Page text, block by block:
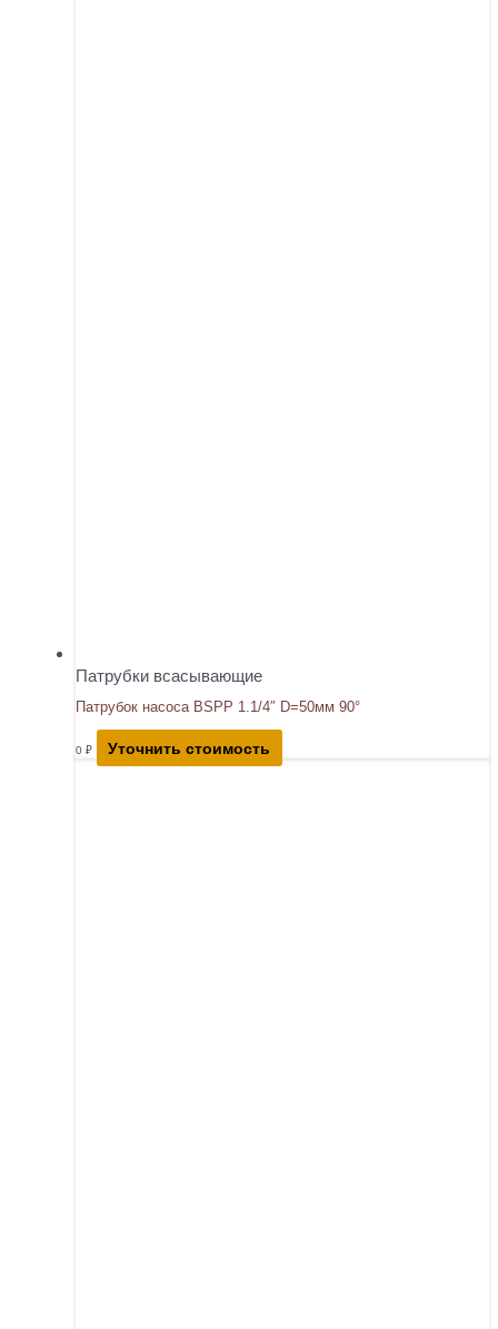
Патрубки всасывающие
Патрубок насоса BSPP 1.1/4″ D=50мм 90°
0 ₽ Уточнить стоимость